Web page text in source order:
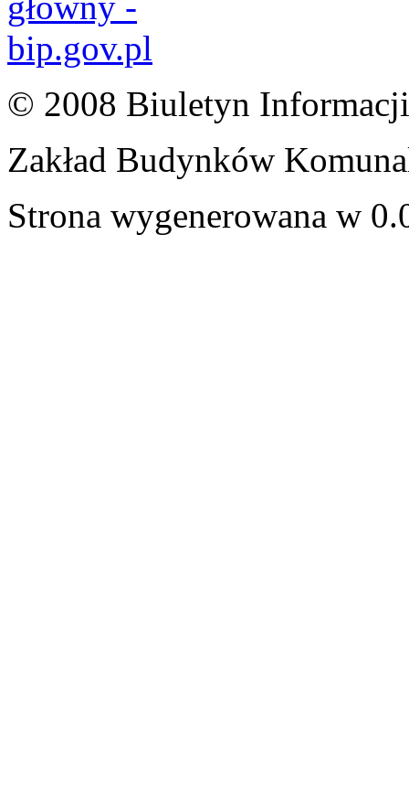
© 2008 Biuletyn
Zakład Budynków
Strona wygenerowana w